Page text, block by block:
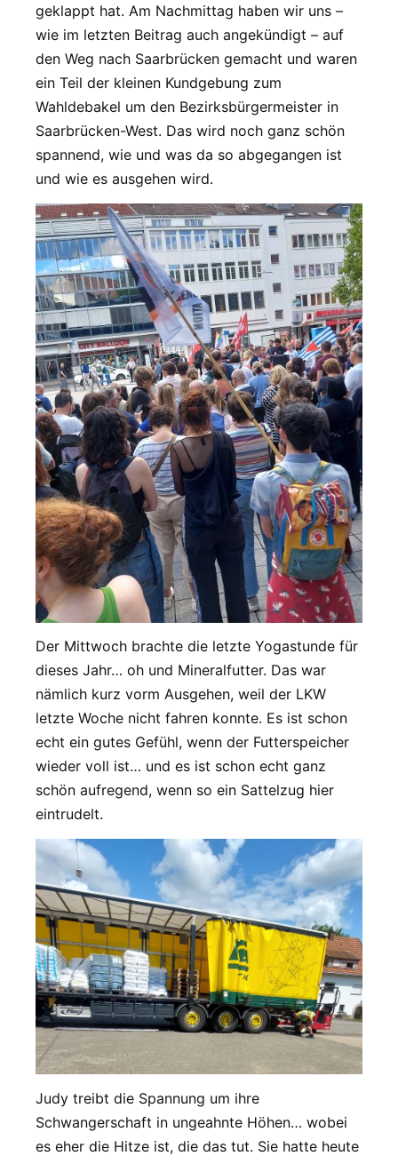
geklappt hat. Am Nachmittag haben wir uns –
wie im letzten Beitrag auch angekündigt – auf
den Weg nach Saarbrücken gemacht und waren
ein Teil der kleinen Kundgebung zum
Wahldebakel um den Bezirksbürgermeister in
Saarbrücken-West. Das wird noch ganz schön
spannend, wie und was da so abgegangen ist
und wie es ausgehen wird.
Der Mittwoch brachte die letzte Yogastunde für
dieses Jahr… oh und Mineralfutter. Das war
nämlich kurz vorm Ausgehen, weil der LKW
letzte Woche nicht fahren konnte. Es ist schon
echt ein gutes Gefühl, wenn der Futterspeicher
wieder voll ist… und es ist schon echt ganz
schön aufregend, wenn so ein Sattelzug hier
eintrudelt.
Judy treibt die Spannung um ihre
Schwangerschaft in ungeahnte Höhen… wobei
es eher die Hitze ist, die das tut. Sie hatte heute